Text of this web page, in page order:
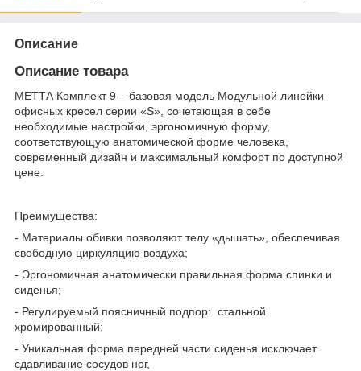
Описание
Описание товара
МЕТТА Комплект 9 – базовая модель Модульной линейки
офисных кресел серии «S», сочетающая в себе
необходимые настройки, эргономичную форму,
соответствующую анатомической форме человека,
современный дизайн и максимальный комфорт по доступной
цене.
Преимущества:
- Материалы обивки позволяют телу «дышать», обеспечивая
свободную циркуляцию воздуха;
- Эргономичная анатомически правильная форма спинки и
сиденья;
- Регулируемый поясничный подпор: стальной
хромированный;
- Уникальная форма передней части сиденья исключает
сдавливание сосудов ног,